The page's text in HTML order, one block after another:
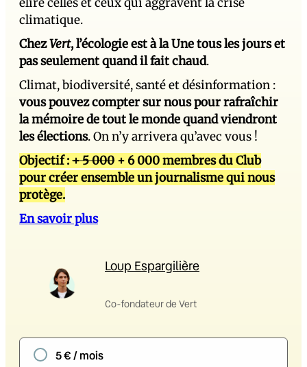
climatique.
ChezVert, l’écologie est à la Une tous les jours et
pas seulement quand il fait chaud.
Climat, biodiversité, santé et désinformation :
vous pouvez compter sur nous pour rafraîchir
la mémoire de tout le monde quand viendront
les élections. On n’y arrivera qu’avec vous !
Objectif :+ 5 000 + 6 000 membres du Club
pour créer ensemble un journalisme qui nous
protège.
En savoir plus
Loup Espargilière
Co-fondateur de Vert
5 € / mois